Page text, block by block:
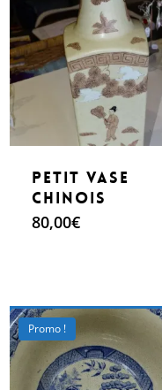
Petit vase
chinois
80,00€
Make An Offer
Promo !